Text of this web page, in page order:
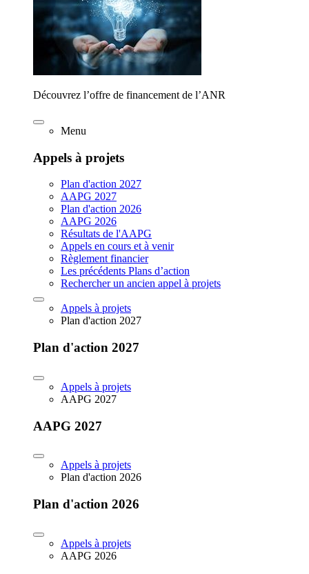
Découvrez l’offre de financement de l’ANR
Menu
Appels à projets
Plan d'action 2027
AAPG 2027
Plan d'action 2026
AAPG 2026
Résultats de l'AAPG
Appels en cours et à venir
Règlement financier
Les précédents Plans d’action
Rechercher un ancien appel à projets
Appels à projets
Plan d'action 2027
Plan d'action 2027
Appels à projets
AAPG 2027
AAPG 2027
Appels à projets
Plan d'action 2026
Plan d'action 2026
Appels à projets
AAPG 2026